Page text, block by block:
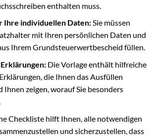
enthalten muss.
Ihre individuellen Daten:Sie müssen
mit Ihren persönlichen Daten und
Ihrem Grundsteuerwertbescheid füllen.
Die Vorlage enthält hilfreiche
die Ihnen das Ausfüllen
Ihnen zeigen, worauf Sie besonders
Checkliste hilft Ihnen, alle notwendigen
und sicherzustellen, dass